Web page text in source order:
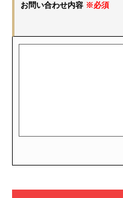
お問い合わせ内容 ※必須